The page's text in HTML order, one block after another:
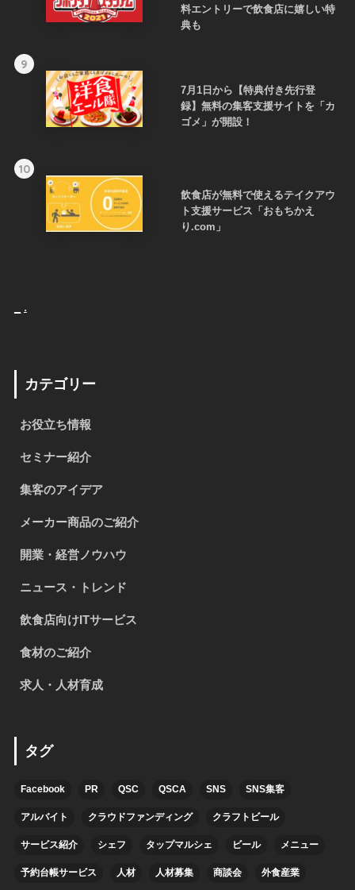
料エントリーで飲食店に嬉しい特
典も
9
7月1日から【特典付き先行登
録】無料の集客支援サイトを「カ
ゴメ」が開設！
10
飲食店が無料で使えるテイクアウ
ト支援サービス「おもちかえ
り.com」
.
カテゴリー
お役立ち情報
セミナー紹介
集客のアイデア
メーカー商品のご紹介
開業・経営ノウハウ
ニュース・トレンド
飲食店向けITサービス
食材のご紹介
求人・人材育成
タグ
Facebook PR QSC QSCA SNS SNS集客
アルバイト クラウドファンディング クラフトビール
サービス紹介 シェフ タップマルシェ ビール メニュー
予約台帳サービス 人材 人材募集 商談会 外食産業